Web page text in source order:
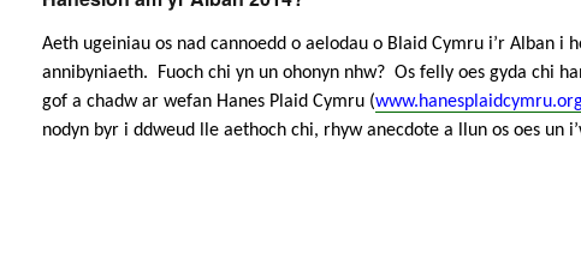
Aeth ugeiniau os nad cannoedd o aelodau o Blaid Cymru i’r Alban i
annibyniaeth. Fuoch chi yn un ohonyn nhw? Os felly oes gyda chi
gof a chadw ar wefan Hanes Plaid Cymru (
nodyn byr i ddweud lle aethoch chi, rhyw anecdote a llun os oes un